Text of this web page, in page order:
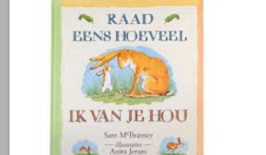
allemaal dierensporen vinden. Van welk dier is elk spoor?
Hoe ziet jouw spoor er uit?
Ontwerp je eigen mandala in het bos of op het mos van
· Kabouterpad
Laat de oudere kinderen voor de jongsten een
kabouterpad ontwerpen en organiseren. Er zijn eventueel
ook bestaande kabouterpaden in het bos.